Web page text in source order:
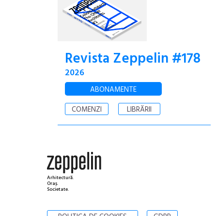
Revista Zeppelin #178
2026
ABONAMENTE
COMENZI
LIBRĂRII
Arhitectură.
Oraș.
Societate.